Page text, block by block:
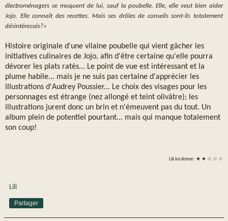
électroménagers se moquent de lui, sauf la poubelle. Elle, elle veut bien aider
Jojo. Elle connaît des recettes. Mais ses drôles de conseils sont-ils totalement
désintéressés?»
Histoire originale d'une vilaine poubelle qui vient gâcher les
initiatives culinaires de Jojo, afin d'être certaine qu'elle pourra
dévorer les plats ratés... Le point de vue est intéressant et la
plume habile... mais je ne suis pas certaine d'apprécier les
illustrations d'Audrey Poussier... Le choix des visages pour les
personnages est étrange (nez allongé et teint olivâtre); les
illustrations jurent donc un brin et n'émeuvent pas du tout. Un
album plein de potentiel pourtant... mais qui manque totalement
son coup!
Lililui donne: ★ ★ ☆ ☆ ☆
Lili
Partager